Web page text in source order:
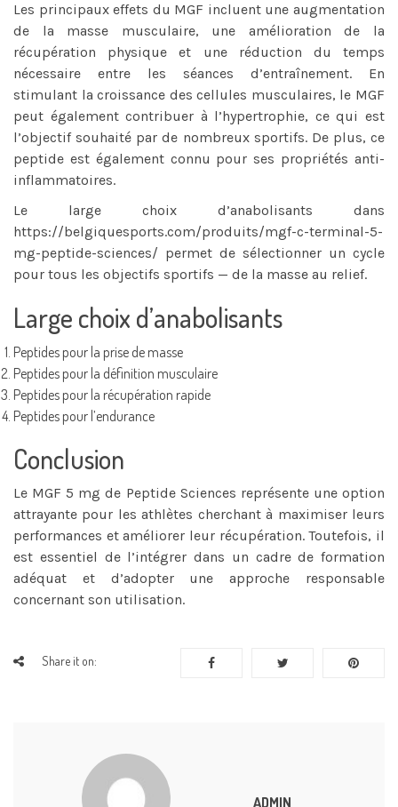
Les principaux effets du MGF incluent une augmentation
de la masse musculaire, une amélioration de la
récupération physique et une réduction du temps
nécessaire entre les séances d’entraînement. En
stimulant la croissance des cellules musculaires, le MGF
peut également contribuer à l’hypertrophie, ce qui est
l’objectif souhaité par de nombreux sportifs. De plus, ce
peptide est également connu pour ses propriétés anti-
inflammatoires.
Le large choix d’anabolisants dans
https://belgiquesports.com/produits/mgf-c-terminal-5-
mg-peptide-sciences/ permet de sélectionner un cycle
pour tous les objectifs sportifs — de la masse au relief.
Large choix d’anabolisants
Peptides pour la prise de masse
Peptides pour la définition musculaire
Peptides pour la récupération rapide
Peptides pour l’endurance
Conclusion
Le MGF 5 mg de Peptide Sciences représente une option
attrayante pour les athlètes cherchant à maximiser leurs
performances et améliorer leur récupération. Toutefois, il
est essentiel de l’intégrer dans un cadre de formation
adéquat et d’adopter une approche responsable
concernant son utilisation.
Share it on:
ADMIN